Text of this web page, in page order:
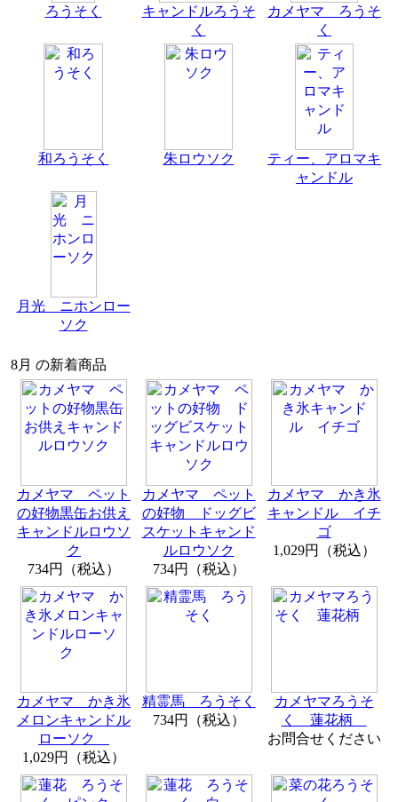
ろうそく
キャンドルろうそ
く
カメヤマ ろうそ
く
和ろうそく 朱ロウソク
ティー、アロマキ
ャンドル
月光 ニホンロー
ソク
8月 の新着商品
カメヤマ ペット
の好物黒缶お供え
キャンドルロウソ
ク
734円（税込）
カメヤマ ペット
の好物 ドッグビ
スケットキャンド
ルロウソク
734円（税込）
カメヤマ かき氷
キャンドル イチ
ゴ
1,029円（税込）
カメヤマ かき氷
メロンキャンドル
ローソク
1,029円（税込）
精霊馬 ろうそく
734円（税込）
カメヤマろうそ
く 蓮花柄
お問合せください